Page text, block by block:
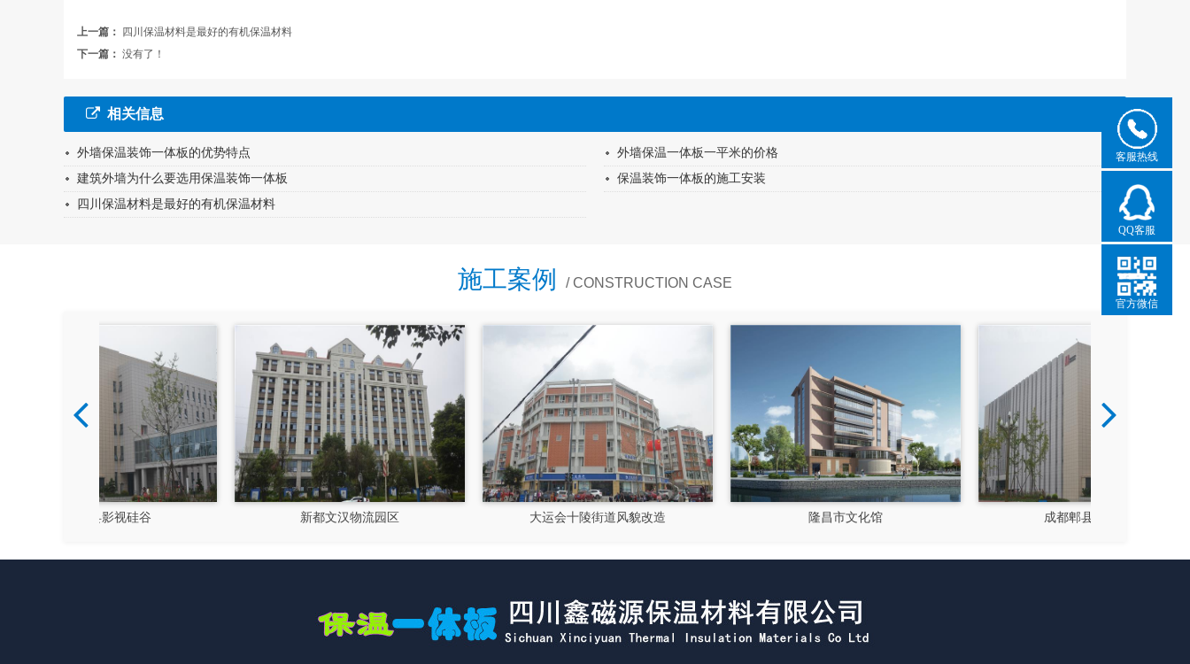
上一篇：
四川保温材料是最好的有机保温材料
下一篇： 没有了！
相关信息
外墙保温装饰一体板的优势特点
外墙保温一体板一平米的价格
建筑外墙为什么要选用保温装饰一体板
保温装饰一体板的施工安装
四川保温材料是最好的有机保温材料
施工案例 / CONSTRUCTION CASE
大运会十陵街道风貌改造
客服热线
QQ客服
官方微信